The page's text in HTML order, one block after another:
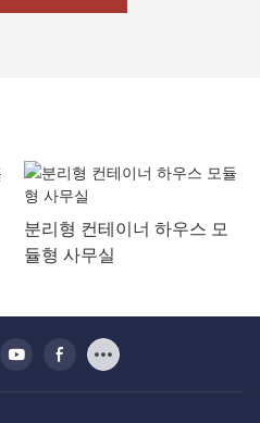
분리형 컨테이너 하우스 모
듈형 사무실